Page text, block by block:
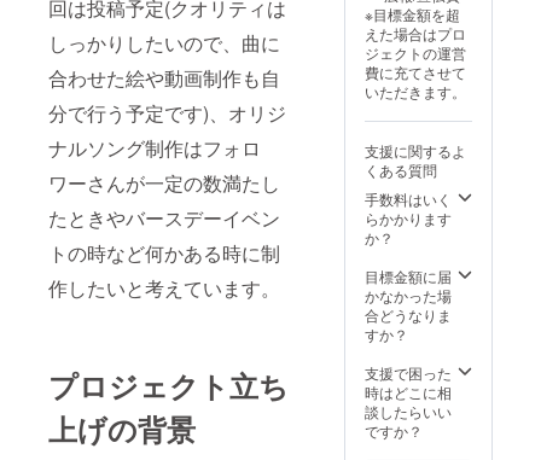
回は投稿予定(クオリティは
しっかりしたいので、曲に
合わせた絵や動画制作も自
分で行う予定です)、オリジ
ナルソング制作はフォロ
ワーさんが一定の数満たし
たときやバースデーイベン
トの時など何かある時に制
作したいと考えています。
プロジェクト立ち
上げの背景
※目標金額を超
えた場合はプロ
ジェクトの運営
費に充てさせて
いただきます。
支援に関するよ
くある質問
手数料はいく
らかかります
か？
目標金額に届
かなかった場
合どうなりま
すか？
支援で困った
時はどこに相
談したらいい
ですか？